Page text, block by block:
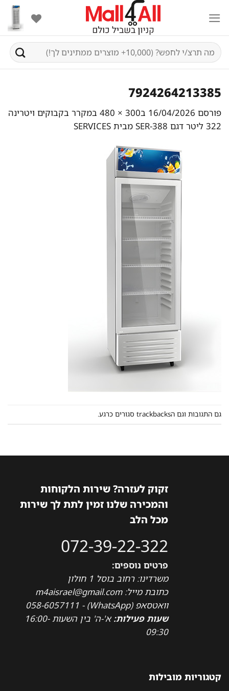
content
חיפוש
עבור:
7924264213385
פורסם 16/04/2026 ב300 × 480 במקרר בקבוקים ויטרינה
322 ליטר דגם SER-388 מבית SERVICES
גם התגובות וגם הtrackbacks סגורים כרגע.
זקוק לעזרה? שירות הלקוחות
והמכירה שלנו זמין לתת לך שירות
מכל הלב
072-39-22-322
פרטים נוספים:
משרדינו: רחוב בוסל 1 חולון
כתובת מייל: m4aisrael@gmail.com
וואטסאפ (WhatsApp) - 058-6057111
שעות פעילות:
א'-ה' בין השעות 16:00-
09:30
קטגוריות מובילות